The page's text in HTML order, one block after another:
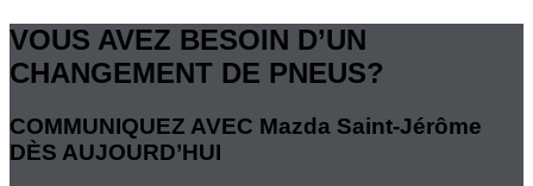
VOUS AVEZ BESOIN D’UN
CHANGEMENT DE PNEUS?
COMMUNIQUEZ AVEC Mazda Saint-Jérôme
DÈS AUJOURD’HUI